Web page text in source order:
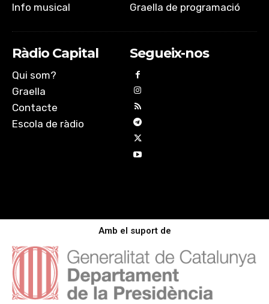
Info musical
Graella de programació
Ràdio Capital
Qui som?
Graella
Contacte
Escola de ràdio
Segueix-nos
Amb el suport de